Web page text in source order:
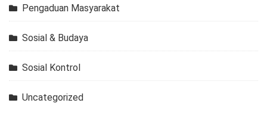
Pengaduan Masyarakat
Sosial & Budaya
Sosial Kontrol
Uncategorized